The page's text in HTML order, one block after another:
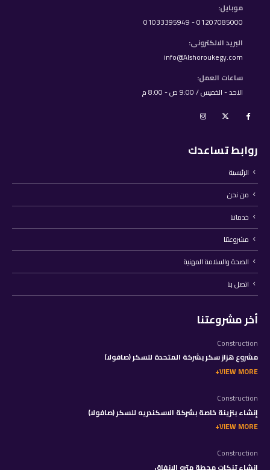
موبايل:
01207085000 - 01033395949
البريد الالكترونى:
info@Alshoroukegy.com
ساعات العمل:
الاحد - الخميس / 9:00 ص - 8:00 م
روابط تساعدك
الرئيسية
من نحن
خدماتنا
مشروعتنا
الصحة والسلامة المهنية
اتصل بنا
أخر مشروعتنا
Construction
مشروع هزاز سكر بشركة المتحدة للسكر (صافولا)
VIEW MORE
Construction
إنشاء بنزينة خاصة بشركة الاسكندريه للسكر (صافولا)
VIEW MORE
Construction